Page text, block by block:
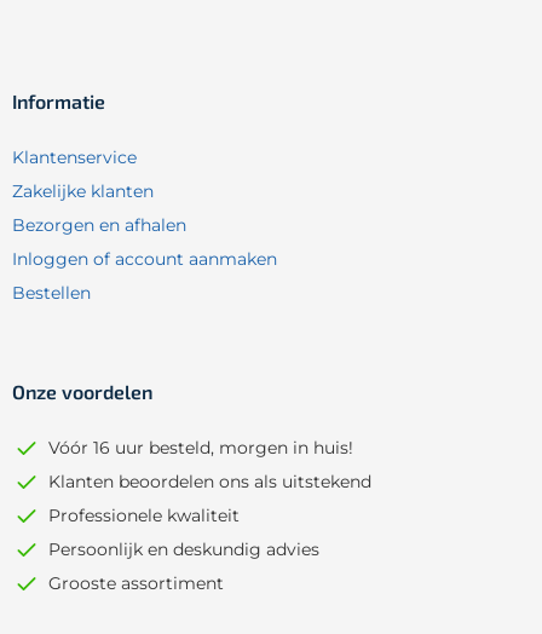
Informatie
Klantenservice
Zakelijke klanten
Bezorgen en afhalen
Inloggen of account aanmaken
Bestellen
Onze voordelen
Vóór 16 uur besteld, morgen in huis!
Klanten beoordelen ons als uitstekend
Professionele kwaliteit
Persoonlijk en deskundig advies
Grooste assortiment